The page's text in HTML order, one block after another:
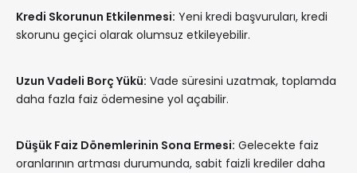
Kredi Skorunun Etkilenmesi: Yeni kredi başvuruları, kredi
skorunu geçici olarak olumsuz etkileyebilir.
Uzun Vadeli Borç Yükü: Vade süresini uzatmak, toplamda
daha fazla faiz ödemesine yol açabilir.
Düşük Faiz Dönemlerinin Sona Ermesi: Gelecekte faiz
oranlarının artması durumunda, sabit faizli krediler daha